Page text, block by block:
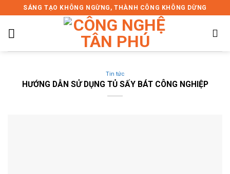
to
content
SÁNG TẠO KHÔNG NGỪNG, THÀNH CÔNG KHÔNG DỪNG
Tin tức
HƯỚNG DẪN SỬ DỤNG TỦ SẤY BÁT CÔNG NGHIỆP